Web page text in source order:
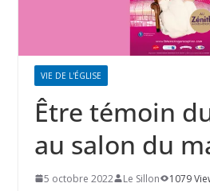
VIE DE L'ÉGLISE
Être témoin
au salon du
5 octobre 2022 Le Sillon 1079